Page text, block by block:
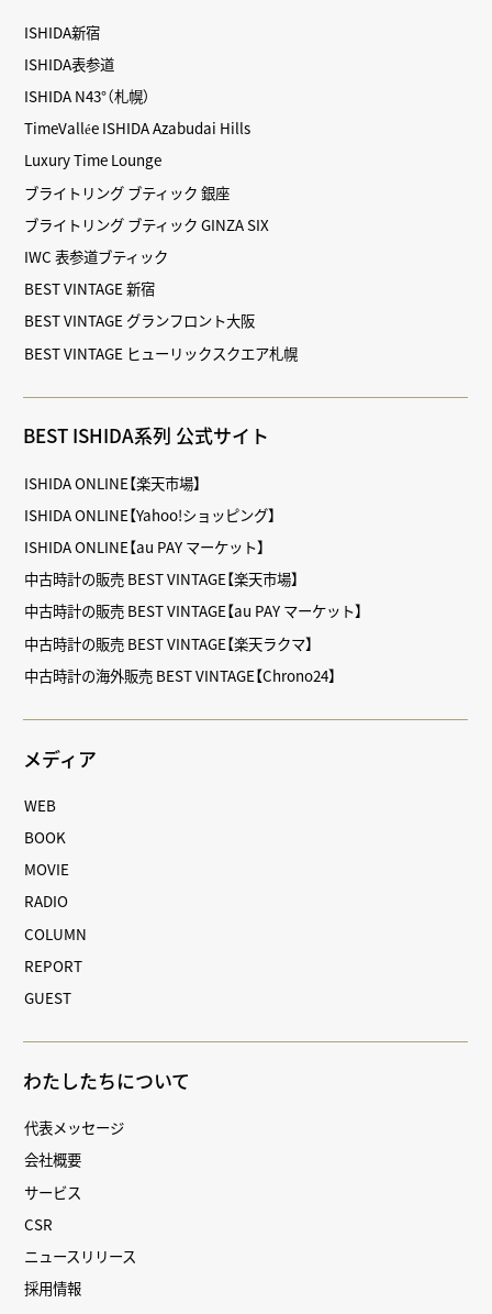
ISHIDA新宿
ISHIDA表参道
ISHIDA N43°（札幌）
TimeVallée ISHIDA Azabudai Hills
Luxury Time Lounge
ブライトリング ブティック 銀座
ブライトリング ブティック GINZA SIX
IWC 表参道ブティック
BEST VINTAGE 新宿
BEST VINTAGE グランフロント大阪
BEST VINTAGE ヒューリックスクエア札幌
BEST ISHIDA系列 公式サイト
ISHIDA ONLINE【楽天市場】
ISHIDA ONLINE【Yahoo!ショッピング】
ISHIDA ONLINE【au PAY マーケット】
中古時計の販売 BEST VINTAGE【楽天市場】
中古時計の販売 BEST VINTAGE【au PAY マーケット】
中古時計の販売 BEST VINTAGE【楽天ラクマ】
中古時計の海外販売 BEST VINTAGE【Chrono24】
メディア
WEB
BOOK
MOVIE
RADIO
COLUMN
REPORT
GUEST
わたしたちについて
代表メッセージ
会社概要
サービス
CSR
ニュースリリース
採用情報